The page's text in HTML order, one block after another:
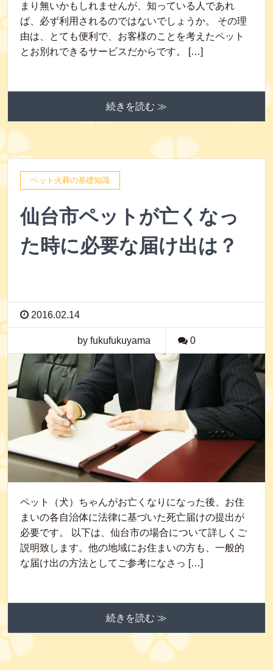
まり無いかもしれませんが、知っている人であれ
ば、必ず利用されるのではないでしょうか。 その理
由は、とても便利で、お客様のことを考えたペット
とお別れできるサービスだからです。 […]
続きを読む ≫
ペット火葬の基礎知識
仙台市ペットが亡くなっ
た時に必要な届け出は？
2016.02.14
by fukufukuyama 0
ペット（犬）ちゃんがお亡くなりになった後、お住
まいの各自治体に法律に基づいた死亡届けの提出が
必要です。 以下は、仙台市の場合について詳しくご
説明致します。他の地域にお住まいの方も、一般的
な届け出の方法としてご参考になさっ […]
続きを読む ≫